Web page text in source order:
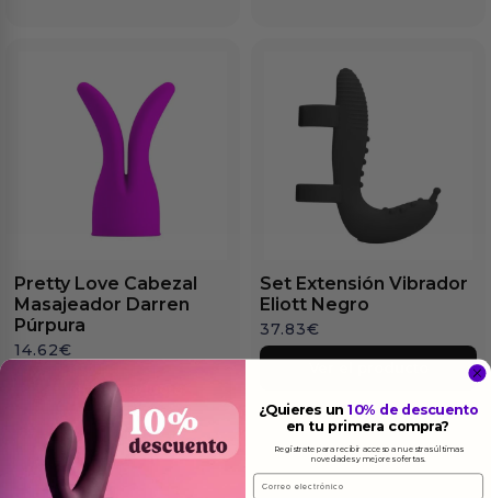
Pretty Love Cabezal
Masajeador Darren
Púrpura
14.62€
Ver el producto
Set Extensión Vibrador
Eliott Negro
37.83€
¿Quieres un10% de descuento
en tu primera compra?
Regístrate para recibir acceso a nuestras últimas
novedades y mejores ofertas.
Email